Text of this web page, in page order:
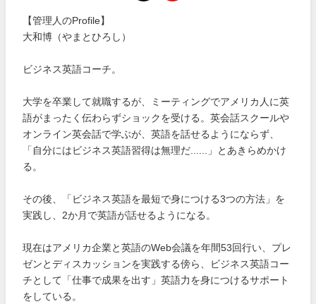
【管理人のProfile】
大和博（やまとひろし）
ビジネス英語コーチ。
大学を卒業して就職するが、ミーティングでアメリカ人に英
語がまったく伝わらずショックを受ける。英会話スクールや
オンライン英会話で学ぶが、英語を話せるようにならず、
「自分にはビジネス英語習得は無理だ......」とあきらめかけ
る。
その後、「ビジネス英語を最短で身につける3つの方法」を
実践し、2か月で英語が話せるようになる。
現在はアメリカ企業と英語のWeb会議を年間53回行い、プレ
ゼンとディスカッションを実践する傍ら、ビジネス英語コー
チとして「仕事で成果を出す」英語力を身につけるサポート
をしている。